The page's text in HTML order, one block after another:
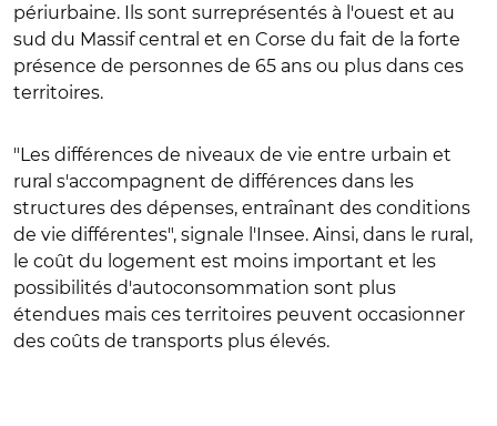
périurbaine. Ils sont surreprésentés à l'ouest et au
sud du Massif central et en Corse du fait de la forte
présence de personnes de 65 ans ou plus dans ces
territoires.
"Les différences de niveaux de vie entre urbain et
rural s'accompagnent de différences dans les
structures des dépenses, entraînant des conditions
de vie différentes", signale l'Insee. Ainsi, dans le rural,
le coût du logement est moins important et les
possibilités d'autoconsommation sont plus
étendues mais ces territoires peuvent occasionner
des coûts de transports plus élevés.